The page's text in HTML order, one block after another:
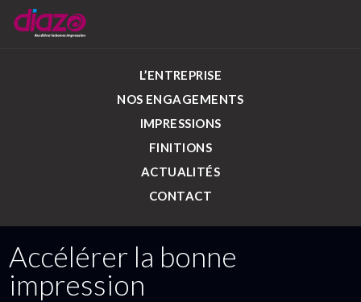
L’ENTREPRISE
NOS ENGAGEMENTS
IMPRESSIONS
FINITIONS
ACTUALITÉS
CONTACT
Accélérer la bonne
impression